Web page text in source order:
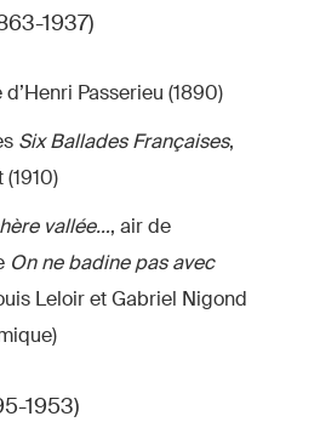
1937)
Passerieu (1890)
Six Ballades Françaises,
vallée…, air de
On ne badine pas avec
Leloir et Gabriel Nigond
1953)